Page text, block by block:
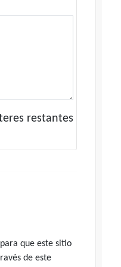
restantes
que este sitio
de este